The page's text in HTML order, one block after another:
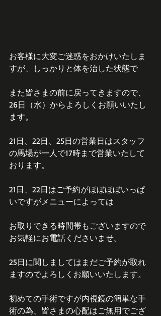
お客様に大変ご迷惑をおかけいたしま
すが、しっかりと体を治した状態で
また皆さまの前に戻ってきますので、
26日（水）からよろしくお願いいたし
ます。
21日、22日、25日の営業日はスタッフ
の馬場が一人で17時まで営業いたして
おります。
21日、22日はご予約がほぼほぼいっぱ
いですがメニューによっては
お取りできる時間帯もございますので
お気軽にお電話くださいませ。
25日に関しましてはまだご予約が取れ
ますのでよろしくお願いいたします。
初めての手術ですが内視鏡の簡単な手
術の為、皆さまの心配はご無用でござ